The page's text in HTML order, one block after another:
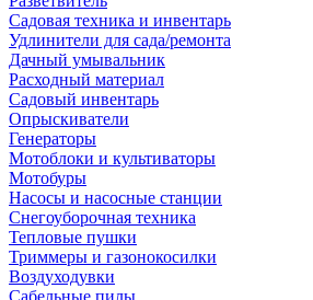
Садовая техника и инвентарь
Удлинители для сада/ремонта
Дачный умывальник
Расходный материал
Садовый инвентарь
Опрыскиватели
Генераторы
Мотоблоки и культиваторы
Мотобуры
Насосы и насосные станции
Снегоуборочная техника
Тепловые пушки
Триммеры и газонокосилки
Воздуходувки
Сабельные пилы